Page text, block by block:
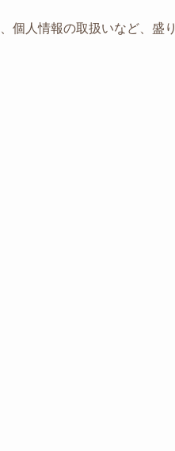
個人情報の取扱いなど、盛り